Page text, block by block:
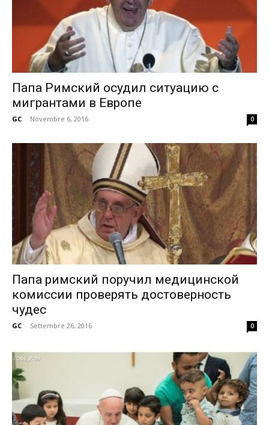
Папа Римский осудил ситуацию с
мигрантами в Европе
GC - Novembre 6, 2016 0
Папа римский поручил медицинской
комиссии проверять достоверность
чудес
GC - Settembre 26, 2016 0